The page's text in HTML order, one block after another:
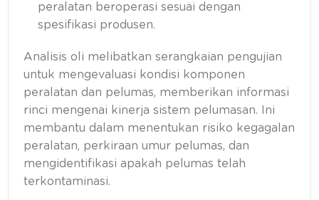
peralatan beroperasi sesuai dengan
spesifikasi produsen.
Analisis oli melibatkan serangkaian pengujian
untuk mengevaluasi kondisi komponen
peralatan dan pelumas, memberikan informasi
rinci mengenai kinerja sistem pelumasan. Ini
membantu dalam menentukan risiko kegagalan
peralatan, perkiraan umur pelumas, dan
mengidentifikasi apakah pelumas telah
terkontaminasi.